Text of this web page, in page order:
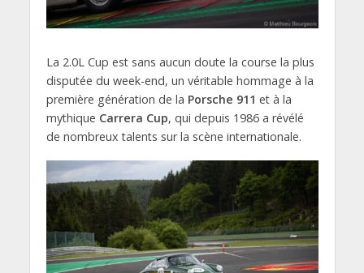
La 2.0L Cup est sans aucun doute la course la plus
disputée du week-end, un véritable hommage à la
première génération de la Porsche 911 et à la
mythique Carrera Cup, qui depuis 1986 a révélé
de nombreux talents sur la scène internationale.